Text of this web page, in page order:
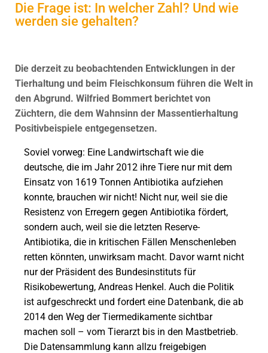
Die Frage ist: In welcher Zahl? Und wie
werden sie gehalten?
Die derzeit zu beobachtenden Entwicklungen in der
Tierhaltung und beim Fleischkonsum führen die Welt in
den Abgrund. Wilfried Bommert berichtet von
Züchtern, die dem Wahnsinn der Massentierhaltung
Positivbeispiele entgegensetzen.
Soviel vorweg: Eine Landwirtschaft wie die
deutsche, die im Jahr 2012 ihre Tiere nur mit dem
Einsatz von 1619 Tonnen Antibiotika aufziehen
konnte, brauchen wir nicht! Nicht nur, weil sie die
Resistenz von Erregern gegen Antibiotika fördert,
sondern auch, weil sie die letzten Reserve-
Antibiotika, die in kritischen Fällen Menschenleben
retten könnten, unwirksam macht. Davor warnt nicht
nur der Präsident des Bundesinstituts für
Risikobewertung, Andreas Henkel. Auch die Politik
ist aufgeschreckt und fordert eine Datenbank, die ab
2014 den Weg der Tiermedikamente sichtbar
machen soll – vom Tierarzt bis in den Mastbetrieb.
Die Datensammlung kann allzu freigebigen